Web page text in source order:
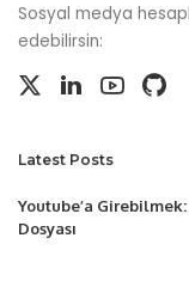
Sosyal medya
edebilirsin:
Latest Posts
Youtube’a
Dosyası